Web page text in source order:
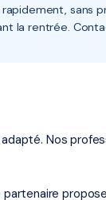
sans
la rentrée.
Nos